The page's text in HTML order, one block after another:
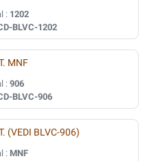
: 1202
BLVC-1202
MNF
: 906
BLVC-906
(VEDI BLVC-906)
: MNF